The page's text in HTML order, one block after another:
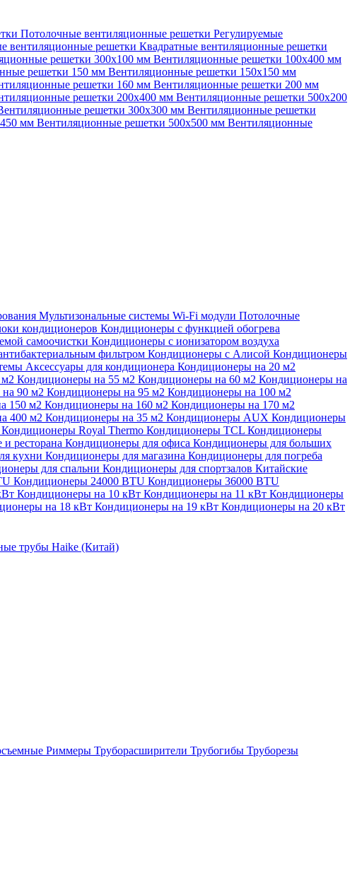
Потолочные вентиляционные решетки Регулируемые
вентиляционные решетки Квадратные вентиляционные решетки
решетки 300х100 мм Вентиляционные решетки 100х400 мм
решетки 150 мм Вентиляционные решетки 150х150 мм
решетки 160 мм Вентиляционные решетки 200 мм
решетки 200х400 мм Вентиляционные решетки 500х200
решетки 300х300 мм Вентиляционные решетки
мм Вентиляционные решетки 500х500 мм Вентиляционные
Мультизональные системы Wi-Fi модули Потолочные
кондиционеров Кондиционеры с функцией обогрева
самоочистки Кондиционеры с ионизатором воздуха
фильтром Кондиционеры с Алисой Кондиционеры
Аксессуары для кондиционера Кондиционеры на 20 м2
Кондиционеры на 55 м2 Кондиционеры на 60 м2 Кондиционеры на
90 м2 Кондиционеры на 95 м2 Кондиционеры на 100 м2
150 м2 Кондиционеры на 160 м2 Кондиционеры на 170 м2
400 м2 Кондиционеры на 35 м2 Кондиционеры AUX Кондиционеры
Кондиционеры Royal Thermo Кондиционеры TCL Кондиционеры
ресторана Кондиционеры для офиса Кондиционеры для больших
кухни Кондиционеры для магазина Кондиционеры для погреба
для спальни Кондиционеры для спортзалов Китайские
Кондиционеры 24000 BTU Кондиционеры 36000 BTU
Кондиционеры на 10 кВт Кондиционеры на 11 кВт Кондиционеры
на 18 кВт Кондиционеры на 19 кВт Кондиционеры на 20 кВт
трубы Haike (Китай)
Риммеры Труборасширители Трубогибы Труборезы